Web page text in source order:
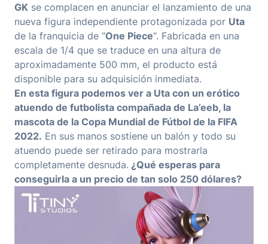
GK se complacen en anunciar el lanzamiento de una
nueva figura independiente protagonizada por Uta
de la franquicia de “One Piece“. Fabricada en una
escala de 1/4 que se traduce en una altura de
aproximadamente 500 mm, el producto está
disponible para su adquisición inmediata.
En esta figura podemos ver a Uta con un erótico
atuendo de futbolista compañada de La’eeb, la
mascota de la Copa Mundial de Fútbol de la FIFA
2022. En sus manos sostiene un balón y todo su
atuendo puede ser retirado para mostrarla
completamente desnuda. ¿Qué esperas para
conseguirla a un precio de tan solo 250 dólares?